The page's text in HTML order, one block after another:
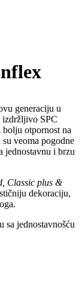
generaciju u
izdržljivo SPC
otpornost na
veoma pogodne
jednostavnu i brzu
Classic plus &
dekoraciju,
jednostavnošću